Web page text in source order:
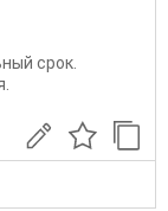
срок.